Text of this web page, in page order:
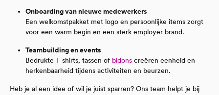
Onboarding van nieuwe medewerkers
Een welkomstpakket met logo en persoonlijke items zorgt
voor een warm begin en een sterk employer brand.
Teambuilding en events
Bedrukte T shirts, tassen of bidons creëren eenheid en
herkenbaarheid tijdens activiteiten en beurzen.
Heb je al een idee of wil je juist sparren? Ons team helpt je bij